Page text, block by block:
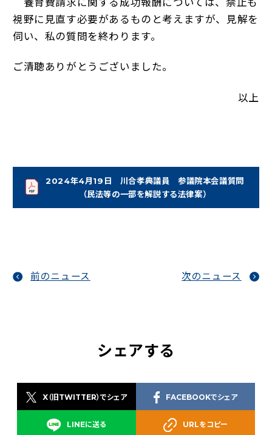
視野に見直す必要があるものと考えますが、見解を
伺い、私の質問を終わります。
ご清聴ありがとうございました。
以上
2024年4月19日 川合孝典議員 参議院本会議質問
（民法等の一部を解説する法律案）
（新しいタブで開く）
前のニュース 次のニュース
シェアする
X（旧TWITTER）でシェア
LINEに送る
FACEBOOKでシェア
URLをコピー